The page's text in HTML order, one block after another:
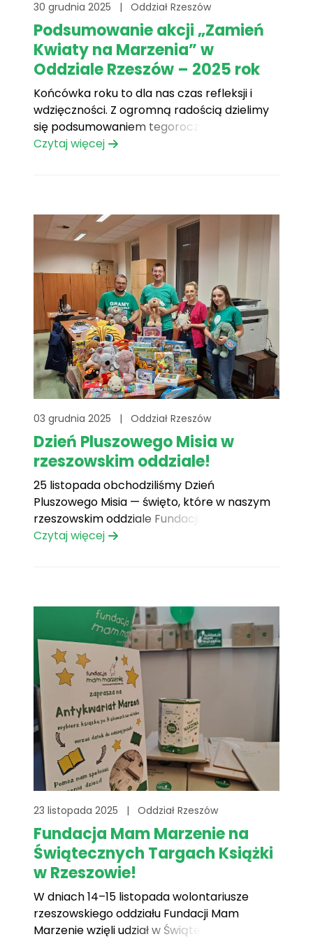
30 grudnia 2025 | Oddział Rzeszów
Podsumowanie akcji „Zamień
Kwiaty na Marzenia” w
Oddziale Rzeszów – 2025 rok
Końcówka roku to dla nas czas refleksji i
wdzięczności. Z ogromną radością dzielimy
się podsumowaniem tegorocznej edycji akcji
„Zamień Kwiaty na Marzenia” w Oddziale
postanowiły podzielić się szczęściem z
naszymi Marzycielami.[...]
Czytaj więcej
03 grudnia 2025 | Oddział Rzeszów
Dzień Pluszowego Misia w
rzeszowskim oddziale!
25 listopada obchodziliśmy Dzień
Pluszowego Misia — święto, które w naszym
rzeszowskim oddziale Fundacji Mam
Marzenie nabrało szczególnego znaczenia.
pluszowych misiów, maskotek, zabawek, gier
i artykułów plastycznych trafiły w tym roku
do dzieci w wielu placówkach na
Podkarpaciu![...]
Czytaj więcej
23 listopada 2025 | Oddział Rzeszów
Fundacja Mam Marzenie na
Świątecznych Targach Książki
w Rzeszowie!
W dniach 14–15 listopada wolontariusze
rzeszowskiego oddziału Fundacji Mam
Marzenie wzięli udział w Świątecznych